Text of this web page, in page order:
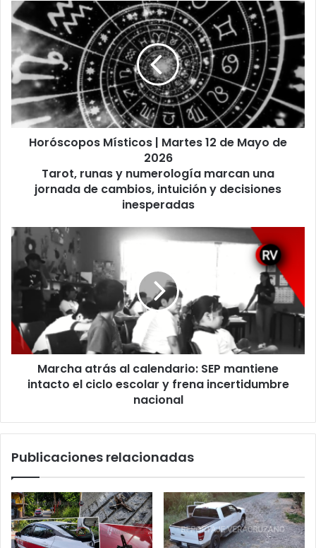
Horóscopos
Místicos
|
Martes
12
de
Mayo
de
2026
Tarot,
numerología
jornada
de
cambios,
intuición
decisiones
inesperadas
Horóscopos Místicos | Martes 12 de Mayo de
2026
Tarot, runas y numerología marcan una
jornada de cambios, intuición y decisiones
inesperadas
Marcha
atrás
calendario:
SEP
mantiene
intacto
ciclo
escolar
nacional
Marcha atrás al calendario: SEP mantiene
intacto el ciclo escolar y frena incertidumbre
nacional
Publicaciones relacionadas